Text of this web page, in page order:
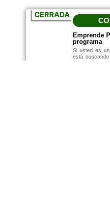
CERRADA
Emprende
programa
Si usted es
está